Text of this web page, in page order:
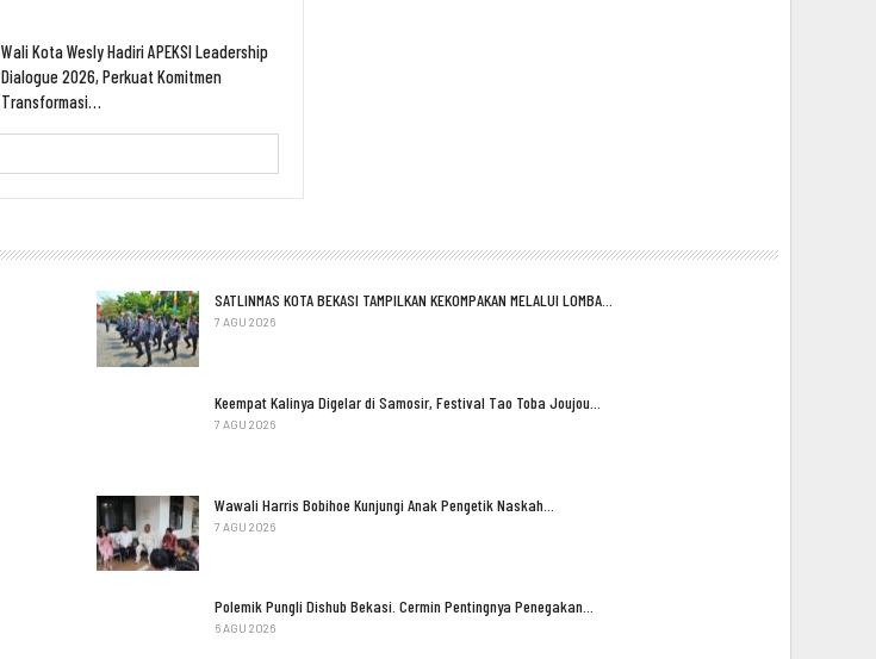
Wali Kota Wesly Hadiri APEKSI Leadership
Dialogue 2026, Perkuat Komitmen
Transformasi…
SATLINMAS KOTA BEKASI TAMPILKAN KEKOMPAKAN MELALUI LOMBA…
7 AGU 2026
Keempat Kalinya Digelar di Samosir, Festival Tao Toba Joujou…
7 AGU 2026
Wawali Harris Bobihoe Kunjungi Anak Pengetik Naskah…
7 AGU 2026
Polemik Pungli Dishub Bekasi. Cermin Pentingnya Penegakan…
6 AGU 2026